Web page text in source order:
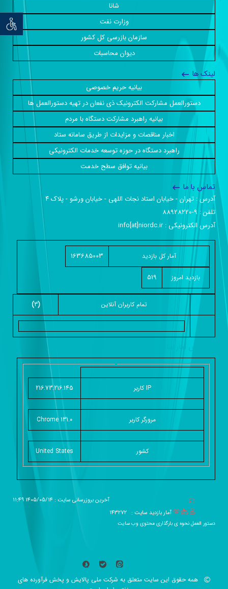
توان
شانا
وزارت نفت
سازمان بازرسی کل کشور
دیوان محاسبات
لینک ها
بیانیه حریم خصوصی
دستورالعمل مشارکت الکترونیک ذی نفعان در تهیه دستورالعمل ها
بیانیه راهبرد مشارکت دستگاه با مردم
اخبار مناقصات و مزایدات از طریق سامانه ستاد
راهبرد دستگاه در حوزه توسعه خدمات الکترونیکی
بیانیه توافق سطح خدمت
تماس با ما
آدرس :‌ تهران - خیابان استاد نجات اللهی - خیابان ورشو - پلاک ۴
تلفن :‌ 9-88928220
آدرس الکترونیکی :‌ info[at]niordc.ir
آمار کل بازدید 163685003
بازديد امروز 519
تمام کاربران آنلاين (
3
)
گزارش آمار سایت - خلاصه
IP کاربر 216.73.216.145
مرورگر کاربر Chrome 131.0
کشور United States
آخرین بروزرسانی سایت : 1405/05/14 11:49
آمار بازدید سایت : 143272
دستور العمل نحوه ی بارگذاری محتوی وب سایت
همه حقوق این سایت متعلق به شرکت ملی پالایش و پخش فرآورده های